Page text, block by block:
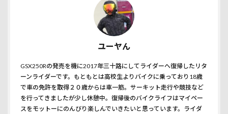
ユーヤん
GSX250Rの発売を機に2017年三十路にしてライダーへ復帰したリタ
ーンライダーです。もともとは高校生よりバイクに乗っており18歳
で車の免許を取得２０歳からは車一筋。サーキット走行や競技など
を行ってきましたが少し休憩中。復帰後のバイクライフはマイペー
スをモットーにのんびり楽しんでいきたいと思っています。ライダ